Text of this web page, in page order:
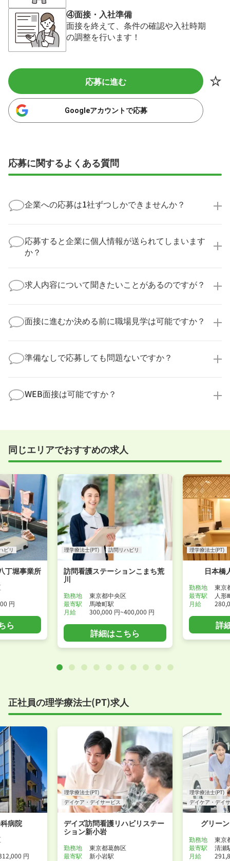
④面接・入社準備
面接を終えて、条件の確認や入社時期
の調整を行います！
応募に進む
Googleアカウントで応募
応募に関するよくある質問
企業への応募は1社ずつしかできませんか？
実際に医療キャリアナビを利用して転職に成功した方
の多くは、複数応募して自分に合った職場を選ばれて
います。
応募すると企業に個人情報が送られてしまいます
か？
業様に個人情報が送られることはありません！
より詳細な求人情報をご確認いただいた上で、転職希
求人内容について聞きたいことがあるのですが？
してお答えいたします。
勤務体制や職場の雰囲気、研修制度など、どんな小さ
す！
面接に進むか決める前に職場見学は可能ですか？
積極的に受け入れています。実際の職場環境や働く人
の様子を見ることで、より安心してご判断いただけま
ださい！
準備なしで応募しても問題ないですか？
まで、一からサポートいたします。「転職を考え始め
たばかり」「何から始めればいいか分からない」とい
WEB面接は可能ですか？
すめしていますが、企業様によってはWEB面接を導入
事前に確認することは可能ですので、お気軽にお申し
付けください！
同じエリアでおすすめの求人
ビリ
丁堀事業所
円
ら
理学療法士(PT) 訪問リハビリ
訪問看護ステーションこまち荒
川
勤務地
東京都中央区
最寄駅
馬喰町駅
月給
300,000 円~400,000 円
詳細はこちら
理学療法士(PT)
日本橋
勤務地
東京
最寄駅
人形
月給
詳
正社員の理学療法士(PT)求人
病院
円
理学療法士(PT)
デイケア・デイサービス
デイズ訪問看護リハビリステー
ション新小岩
勤務地
東京都葛飾区
最寄駅
新小岩駅
理学療法士(PT)
デイケア・デイ
グリー
勤務地
東京
最寄駅
清瀬
月給